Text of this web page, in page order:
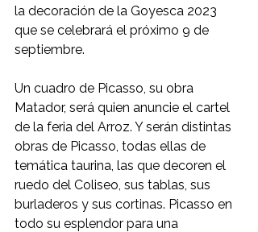
la decoración de la Goyesca 2023
que se celebrará el próximo 9 de
septiembre.
Un cuadro de Picasso, su obra
Matador, será quien anuncie el cartel
de la feria del Arroz. Y serán distintas
obras de Picasso, todas ellas de
temática taurina, las que decoren el
ruedo del Coliseo, sus tablas, sus
burladeros y sus cortinas. Picasso en
todo su esplendor para una